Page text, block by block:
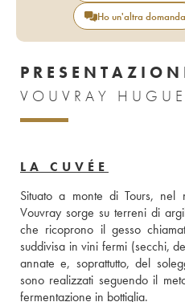
Ho un'altra domanda
VOUVRAY
LA CUVÉE
Situato a monte di Tours,
Vouvray sorge su terreni di
che ricoprono il gesso
suddivisa in vini fermi (secchi,
annate e, soprattutto, del
sono realizzati seguendo il